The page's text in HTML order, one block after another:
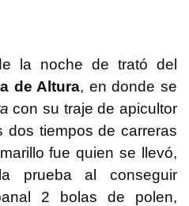
la noche de trató del
de Altura, en donde se
con su traje de apicultor
dos tiempos de carreras
fue quien se llevó,
prueba al conseguir
2 bolas de polen,